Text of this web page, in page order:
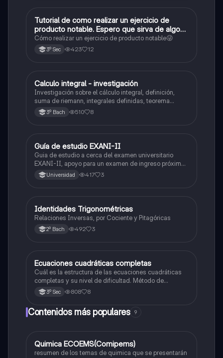
Matemáticas
Tutorial de como realizar un ejercicio de
producto notable. Espero que sirva de algo💕
😜
Cómo realizar un ejercicio de producto notable😜
3º Sec 423 12
Matemáticas
Calculo integral - investigación
Investigación sobre el cálculo integral, definición,
suma de riemann, integrales definidas, teorema
fundamental del cálculo, antiderivadas, integrales
indefinidas y ejemplos.
3º Bach 510 8
Historia
Guía de estudio EXANI-II
Guia de estudio a cerca del examen universitario
EXANI-II, apoyo para un examen de ingreso próximo
2026.Universidad 417 3
Matemáticas
Identidades Trigonométricas
Relaciones Inversas, por Cociente y Pitagóricas
2º Bach 492 3
Matemáticas
Ecuaciones cuadráticas completas
Cuál es la estructura de las ecuaciones cuadráticas
completas y su nivel de dificultad. Método de
solucion
3º Sec 808 8
Contenidos más populares 9
Química
Quimica ECOEMS(Comipems)
resumen de los temas de quimica que se presentarán